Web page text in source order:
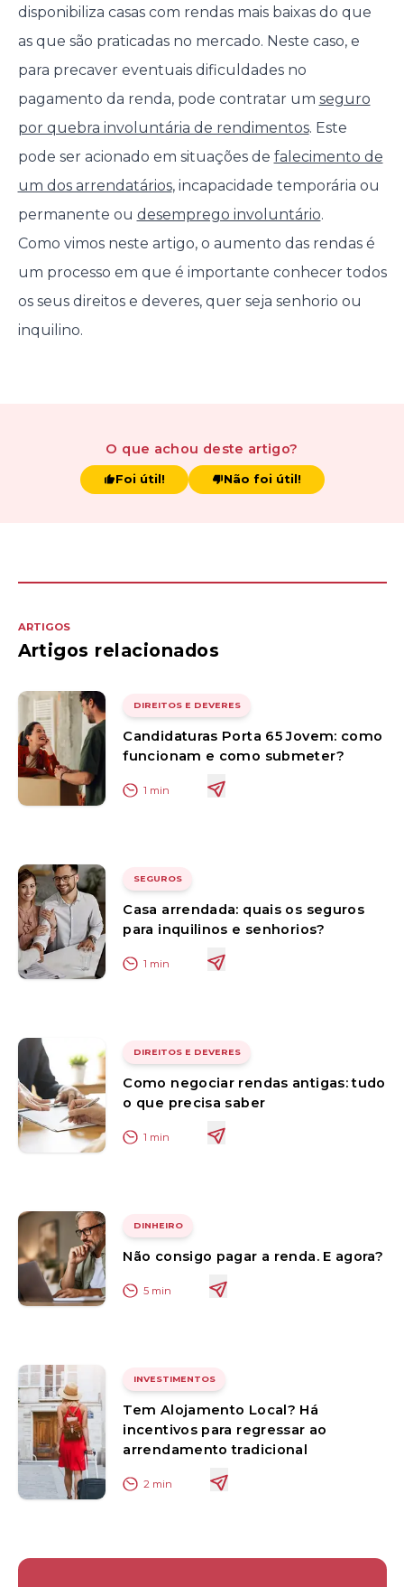
disponibiliza casas com rendas mais baixas do que
as que são praticadas no mercado. Neste caso, e
para precaver eventuais dificuldades no
pagamento da renda, pode contratar um seguro
por quebra involuntária de rendimentos. Este
pode ser acionado em situações de falecimento de
um dos arrendatários, incapacidade temporária ou
permanente ou desemprego involuntário.
Como vimos neste artigo, o aumento das rendas é
um processo em que é importante conhecer todos
os seus direitos e deveres, quer seja senhorio ou
inquilino.
O que achou deste artigo?
Foi útil! Não foi útil!
ARTIGOS
Artigos relacionados
DIREITOS E DEVERES
Candidaturas Porta 65 Jovem: como
funcionam e como submeter?
1 min
SEGUROS
Casa arrendada: quais os seguros
para inquilinos e senhorios?
1 min
DIREITOS E DEVERES
Como negociar rendas antigas: tudo
o que precisa saber
1 min
DINHEIRO
Não consigo pagar a renda. E agora?
5 min
INVESTIMENTOS
Tem Alojamento Local? Há
incentivos para regressar ao
arrendamento tradicional
2 min